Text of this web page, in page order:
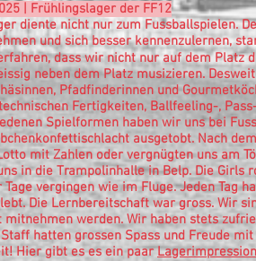
| Frühlingslager der FF12
diente nicht nur zum Fussballspielen.
und sich besser kennenzulernen,
dass wir nicht nur auf dem Platz
neben dem Platz musizieren.
Pfadfinderinnen und
Fertigkeiten, Ballfeeling-,
Spielformen haben wir uns bei
ausgetobt. Nach
mit Zahlen oder vergnügten uns am
in die Trampolinhalle in Belp. Die Girls
Tage vergingen wie im Fluge. Jeden Tag
Die Lernbereitschaft war gross. Wir
mitnehmen werden. Wir haben stets
hatten grossen Spass und Freude
Hier gibt es es ein paar